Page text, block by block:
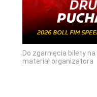
Do zgarnięcia bilety
materiał organizatora